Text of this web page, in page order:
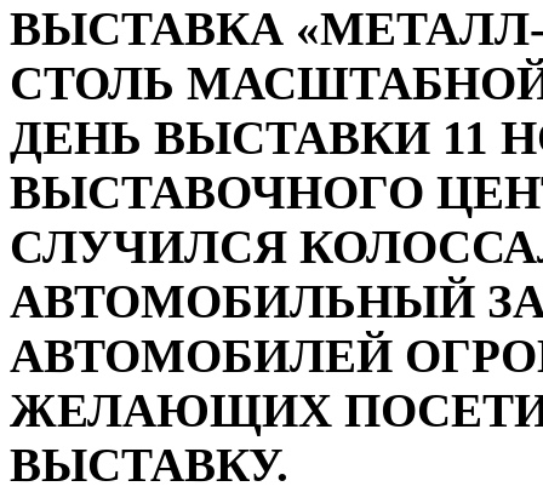
ВЫСТАВКА
СТОЛЬ
ДЕНЬ ВЫСТАВКИ 11
ВЫСТАВОЧНОГО
СЛУЧИЛСЯ
АВТОМОБИЛЬНЫЙ
АВТОМОБИЛЕЙ
ЖЕЛАЮЩИХ
ВЫСТАВКУ.